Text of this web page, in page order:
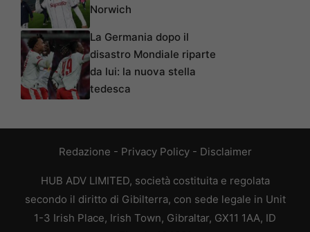
Norwich
La Germania dopo il
disastro Mondiale riparte
da lui: la nuova stella
tedesca
Redazione - Privacy Policy- Disclaimer
HUB ADV LIMITED, società costituita e regolata
secondo il diritto di Gibilterra, con sede legale in Unit
1-3 Irish Place, Irish Town, Gibraltar, GX11 1AA, ID